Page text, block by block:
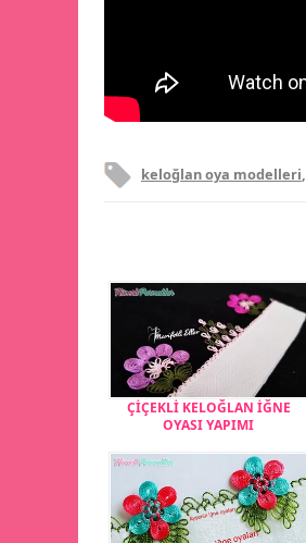
keloğlan oya modelleri,
ÇİÇEKLİ KELOĞLAN İĞNE
OYASI YAPIMI